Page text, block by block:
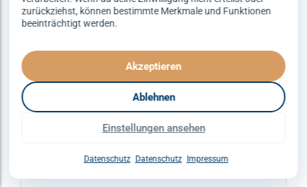
zurückziehst, können bestimmte Merkmale und Funktionen
beeinträchtigt werden.
Akzeptieren
Ablehnen
Einstellungen ansehen
Datenschutz Datenschutz Impressum
ERFURT DISCOFOX SPEZIALKURSE
Discofox – dienstags um 21:30
Produktseite
gewählt